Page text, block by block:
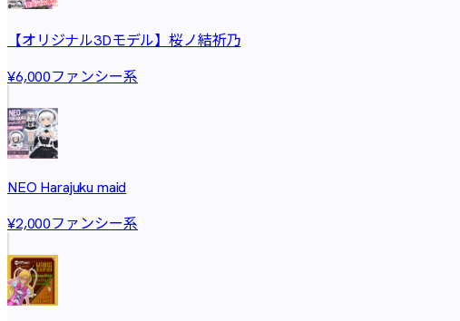
【オリジナル3Dモデル】桜ノ結祈乃
¥6,000ファンシー系
NEO Harajuku maid
¥2,000ファンシー系